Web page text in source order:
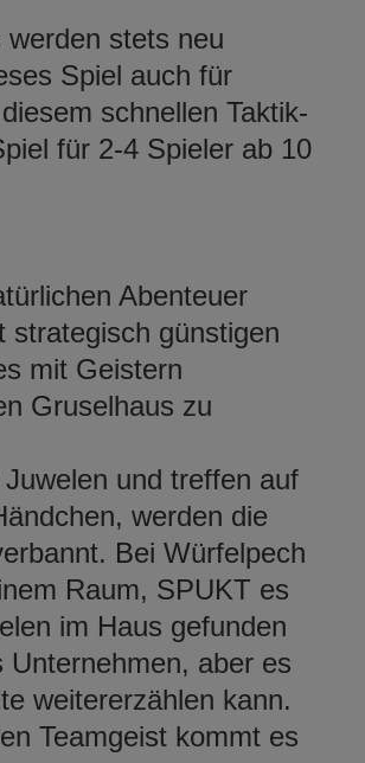
stets neu
Spiel auch für
schnellen Taktik-
für 2-4 Spieler ab 10
Abenteuer
strategisch günstigen
mit Geistern
Gruselhaus zu
und treffen auf
werden die
Bei Würfelpech
Raum, SPUKT es
im Haus gefunden
aber es
weitererzählen kann.
Teamgeist kommt es